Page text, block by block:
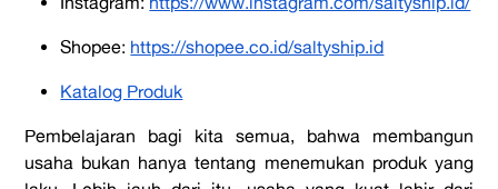
Shopee: https://shopee.co.id/saltyship.id
Katalog Produk
Pembelajaran bagi kita semua, bahwa membangun
usaha bukan hanya tentang menemukan produk yang